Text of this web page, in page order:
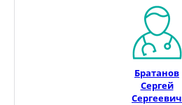
Братанов
Сергей
Сергеевич